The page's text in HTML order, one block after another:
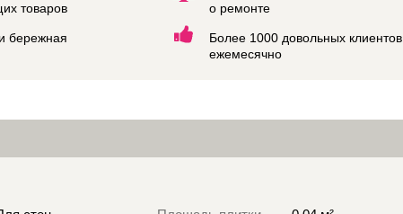
товаров
о ремонте
бережная
Более 1000 довольных клиентов
ежемесячно